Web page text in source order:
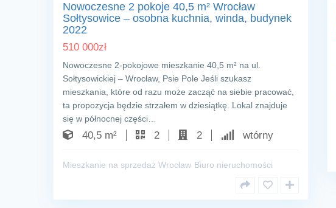
Nowoczesne 2 pokoje 40,5 m² Wrocław
Sołtysowice – osobna kuchnia, winda, budynek
2022
510 000zł
Nowoczesne 2‑pokojowe mieszkanie 40,5 m² na ul.
Sołtysowickiej – Wrocław, Psie Pole Jeśli szukasz
mieszkania, które od razu może zacząć na siebie pracować,
ta propozycja będzie strzałem w dziesiątkę. Lokal znajduje
się w północnej części…
40,5 m² 2 2 wtórny
Mieszkanie na sprzedaż Wrocław Biuro nieruchomości